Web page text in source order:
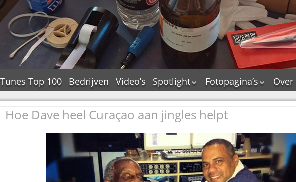
Tunes Top 100 Bedrijven Video’s
Spotlight
De Tourflitsjingle –
wie zijn de makers?
Jingledemo’s en hun
tags
Dallas jingle city
De Tourtune
Ferry Maat 65
Fotopagina’s
JAM in pictures
PAMS in pictures
Pepper & Tanner in
pictures
Top Format in
pictures
Hoe Dave heel Curaçao aan jingles helpt